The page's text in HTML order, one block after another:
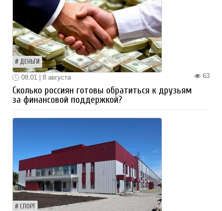
ДЕНЬГИ
63
08:01 | 8 августа
Сколько россиян готовы обратиться к друзьям
за финансовой поддержкой?
СПОРТ